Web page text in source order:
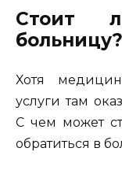
Стоит
больницу?
Хотя
услуги там
С чем может
обратиться в